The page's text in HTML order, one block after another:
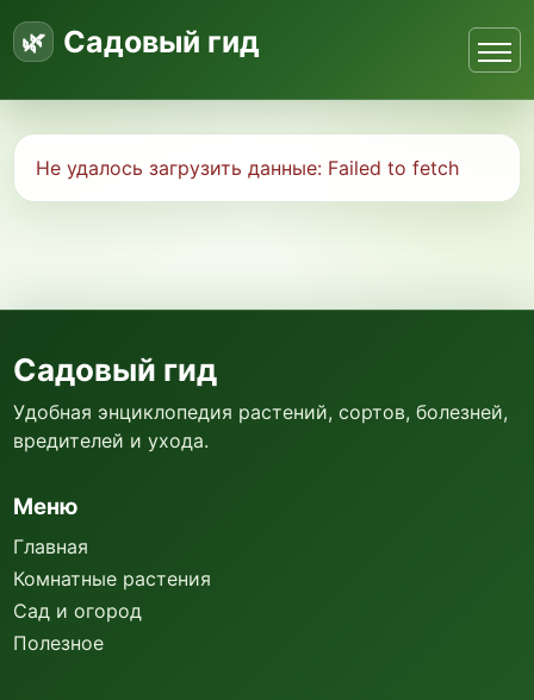
Садовый гид
Не удалось загрузить данные: Failed to fetch
Садовый гид
Удобная энциклопедия растений, сортов, болезней,
вредителей и ухода.
Меню
Главная
Комнатные растения
Сад и огород
Полезное